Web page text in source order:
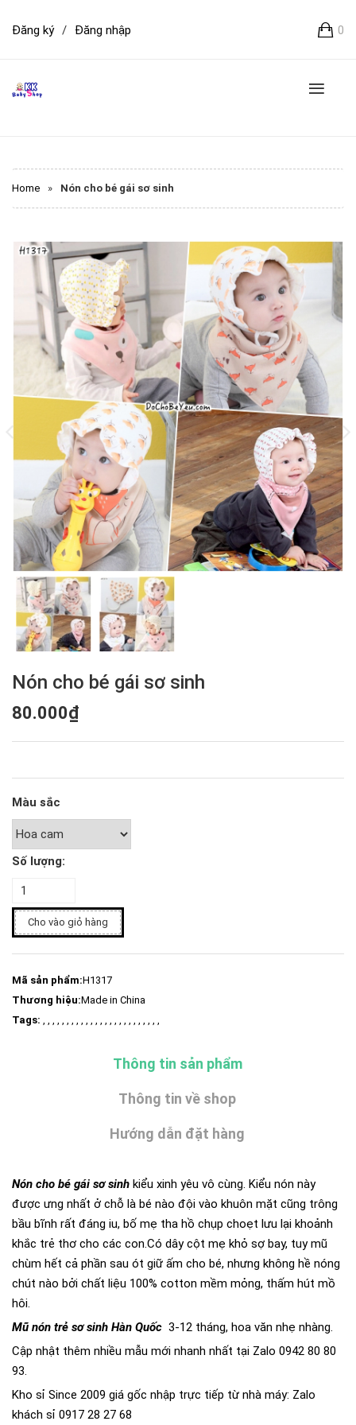
0
Đăng ký / Đăng nhập
Home » Nón cho bé gái sơ sinh
Nón cho bé gái sơ sinh
80.000₫
Màu sắc
Số lượng:
Cho vào giỏ hàng
Mã sản phẩm:H1317
Thương hiệu:Made in China
Tags: , , , , , , , , , , , , , , , , , , , , , , , , ,
Thông tin sản phẩm
Thông tin về shop
Hướng dẫn đặt hàng
Nón cho bé gái sơ sinh kiểu xinh yêu vô cùng. Kiểu nón này
được ưng nhất ở chỗ là bé nào đội vào khuôn mặt cũng trông
bầu bĩnh rất đáng iu, bố mẹ tha hồ chụp choẹt lưu lại khoảnh
khắc trẻ thơ cho các con.Có dây cột mẹ khỏ sợ bay, tuy mũ
chùm hết cả phần sau ót giữ ấm cho bé, nhưng không hề nóng
chút nào bởi chất liệu 100% cotton mềm mỏng, thấm hút mồ
hôi.
Mũ nón trẻ sơ sinh Hàn Quốc 3-12 tháng, hoa văn nhẹ nhàng.
Cập nhật thêm nhiều mẫu mới nhanh nhất tại Zalo 0942 80 80
93.
Kho sỉ Since 2009 giá gốc nhập trực tiếp từ nhà máy: Zalo
khách sỉ 0917 28 27 68